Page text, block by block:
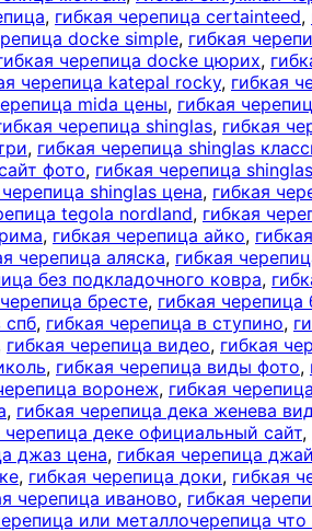
, гибкая черепица certainteed,
docke simple, гибкая
черепица docke цюрих,
черепица katepal rocky, гибкая
mida цены, гибкая
черепица shinglas, гибкая
, гибкая черепица shinglas
фото, гибкая черепица
черепица shinglas цена, гибкая
tegola nordland, гибкая
, гибкая черепица айко,
черепица аляска, гибкая
без подкладочного ковра,
бресте, гибкая черепица
спб, гибкая черепица в ступино,
гибкая черепица видео, гибкая
, гибкая черепица виды фото,
воронеж, гибкая
, гибкая черепица дека женева
черепица деке официальный сайт,
джаз цена, гибкая черепица
, гибкая черепица доки, гибкая
черепица иваново, гибкая
или металлочерепица